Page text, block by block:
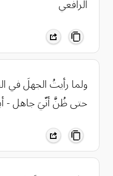
ولما رأيتُ الجهلَ في
حتى ظُنَّ أنّيَ جاهل -